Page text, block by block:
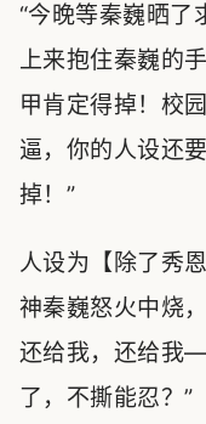
“今晚等秦巍晒
上来抱住秦巍的
甲肯定得掉！校
逼，你的人设还
掉！”
人设为【除了秀
神秦巍怒火中烧
还给我，还给我
了，不撕能忍？”